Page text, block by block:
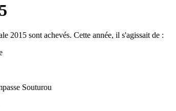
2015 sont achevés. Cette année, il s'agissait de :
Souturou